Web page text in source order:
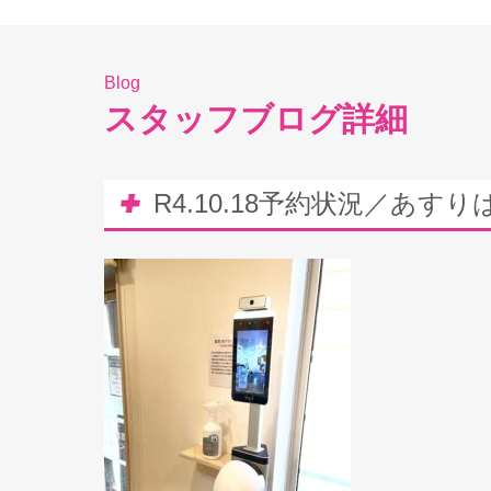
Blog
スタッフブログ詳細
R4.10.18予約状況／あすり